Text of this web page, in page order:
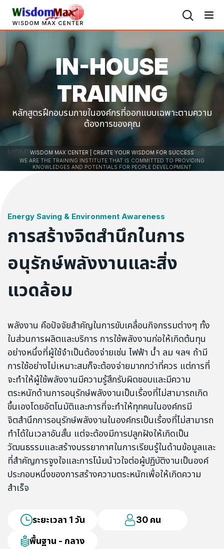
IN-HOUSE
TRAINING
หลักสูตรฝึกอบรมภายในองค์กรที่ออกแบบเฉพาะตามความ
ต้องการของคุณ
HOME IN-HOUSE TRAINING การสร้างจิตสำนึกในการอนุรักษ์พลังงานและสิ่งแวดล้อม
WISDOM MAX CENTER | CREATE YOUR WISDOM FOR SUCCESS
WE ARE THE TRAINING INSTITUTE THAT IS COMMITTED TO PROVIDING
KNOWLEDGES AND POTENTIALS FOR PEOPLE DEVELOPMENT
Energy Saving & Environment Awareness
การสร้างจิตสำนึกในการ
อนุรักษ์พลังงานและสิ่ง
แวดล้อม
พลังงาน คือปัจจัยสำคัญในการขับเคลื่อนกิจกรรมต่างๆ ทั้ง
ในส่วนการผลิตและบริการ การใช้พลังงานก่อให้เกิดต้นทุน
อย่างหนึ่งที่ผู้ใช้จำเป็นต้องจ่ายเช่น ไฟฟ้า น้ำ ลม ฯลฯ ถ้ามี
การใช้อย่างไม่เหมาะสมก็จะต้องจ่ายมากกว่าที่ควร แต่การที่
จะทำให้ผู้ใช้พลังงานมีความรู้สึกรับผิดชอบและมีความ
ตระหนักด้านการอนุรักษ์พลังงานเป็นเรื่องที่ไม่สามารถเกิด
ขึ้นเองโดยอัตโนมัติและการที่จะทำให้ทุกคนในองค์กรมี
จิตสำนึกการอนุรักษ์พลังงานในองค์กรเป็นเรื่องที่ไม่สามารถ
ทำได้ในเวลาอันสั้น แต่จะต้องมีการปลูกฝังให้เกิดเป็น
วัฒนธรรมและสร้างบรรยากาศในการเรียนรู้ในด้านข้อมูลและ
ที่สำคัญการจูงใจและการโน้มน้าวใจต่อผู้ปฏิบัติงานเป็นองค์
ประกอบหนึ่งของการสร้างความตระหนักเพื่อให้เกิดความ
สำเร็จ
ระยะเวลา 1 วัน
30 คน
พื้นฐาน - กลาง